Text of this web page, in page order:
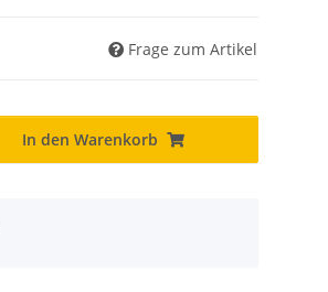
Frage zum Artikel
In den Warenkorb